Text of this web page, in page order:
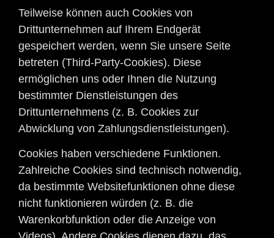
Teilweise können auch Cookies von
Drittunternehmen auf Ihrem Endgerät
gespeichert werden, wenn Sie unsere Seite
betreten (Third-Party-Cookies). Diese
ermöglichen uns oder Ihnen die Nutzung
bestimmter Dienstleistungen des
Drittunternehmens (z. B. Cookies zur
Abwicklung von Zahlungsdienstleistungen).
Cookies haben verschiedene Funktionen.
Zahlreiche Cookies sind technisch notwendig,
da bestimmte Websitefunktionen ohne diese
nicht funktionieren würden (z. B. die
Warenkorbfunktion oder die Anzeige von